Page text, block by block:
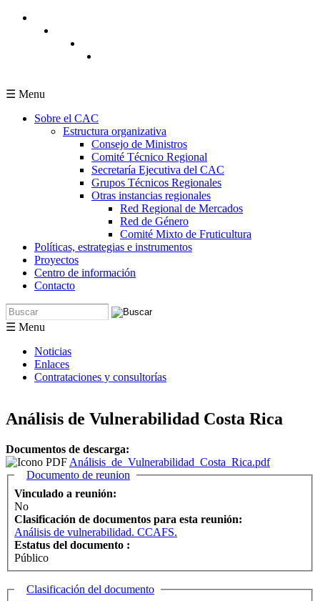
Pasar al contenido principal
☰ Menu
Sobre el CAC
Estructura organizativa
Consejo de Ministros
Comité Técnico Regional
Secretaría Ejecutiva del CAC
Grupos Técnicos Regionales
Otras instancias regionales
Red Regional de Mercados
Red de Género
Comité Mixto de Fruticultura
Políticas, estrategias e instrumentos
Proyectos
Centro de información
Contacto
Formulario de búsqueda
Buscar
☰ Menu
Noticias
Enlaces
Contrataciones y consultorías
Análisis de Vulnerabilidad Costa Rica
Documentos de descarga:
Análisis_de_Vulnerabilidad_Costa_Rica.pdf
Ocultar
Documento de reunion
Vinculado a reunión:
No
Clasificación de documentos para esta reunión:
Análisis de vulnerabilidad. CCAFS.
Estatus del documento :
Público
Ocultar
Clasificación del documento